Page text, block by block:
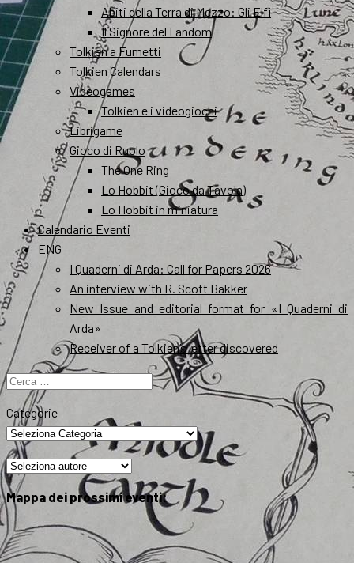
Abiti della Terra di Mezzo: Gli Elfi
Il Signore del Fandom
Tolkien a Fumetti
Tolkien Calendars
Videogames
Tolkien e i videogiochi
Librigame
Gioco di Ruolo
The One Ring
Lo Hobbit (Gioco da Tavola)
Lo Hobbit in miniatura
Calendario Eventi
ENG
I Quaderni di Arda: Call for Papers 2026
An interview with R. Scott Bakker
New Issue and editorial format for «I Quaderni di
Arda»
Receiver of a Tolkien’s letter discovered
Ricerca
per:
Categorie
Mappa dei prossimi eventi: